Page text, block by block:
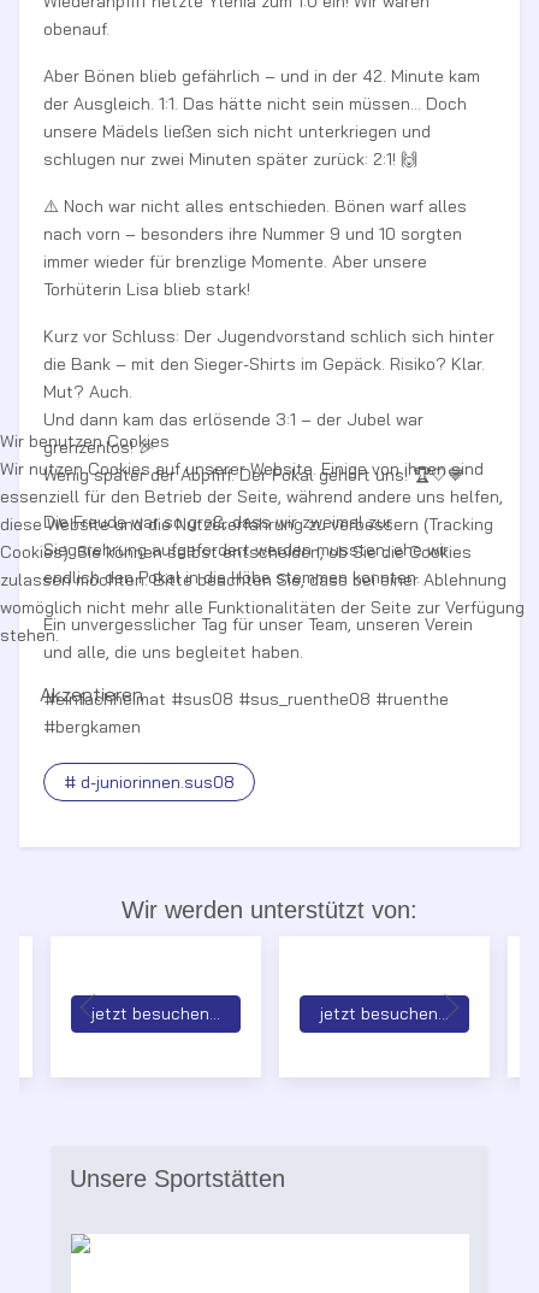
obenauf.
Aber Bönen blieb gefährlich – und in der 42. Minute kam
der Ausgleich. 1:1. Das hätte nicht sein müssen... Doch
unsere Mädels ließen sich nicht unterkriegen und
schlugen nur zwei Minuten später zurück: 2:1! 🙌
⚠️ Noch war nicht alles entschieden. Bönen warf alles
nach vorn – besonders ihre Nummer 9 und 10 sorgten
immer wieder für brenzlige Momente. Aber unsere
Torhüterin Lisa blieb stark!
Kurz vor Schluss: Der Jugendvorstand schlich sich hinter
die Bank – mit den Sieger-Shirts im Gepäck. Risiko? Klar.
Mut? Auch.
Und dann kam das erlösende 3:1 – der Jubel war
grenzenlos! 🎉
Wenig später der Abpfiff. Der Pokal gehört uns! 🏆🤍💙
Die Freude war so groß, dass wir zweimal zur
Siegerehrung aufgefordert werden mussten, ehe wir
endlich den Pokal in die Höhe stemmen konnten.
Ein unvergesslicher Tag für unser Team, unseren Verein
und alle, die uns begleitet haben.
#einfachheimat #sus08 #sus_ruenthe08 #ruenthe
#bergkamen
# d-juniorinnen.sus08
Wir werden unterstützt von:
jetzt besuchen... jetzt besuchen...
Unsere Sportstätten
Wir benutzen Cookies
Wir nutzen Cookies auf unserer Website. Einige von ihnen sind
essenziell für den Betrieb der Seite, während andere uns helfen,
diese Website und die Nutzererfahrung zu verbessern (Tracking
Cookies). Sie können selbst entscheiden, ob Sie die Cookies
zulassen möchten. Bitte beachten Sie, dass bei einer Ablehnung
womöglich nicht mehr alle Funktionalitäten der Seite zur Verfügung
stehen.
Akzeptieren